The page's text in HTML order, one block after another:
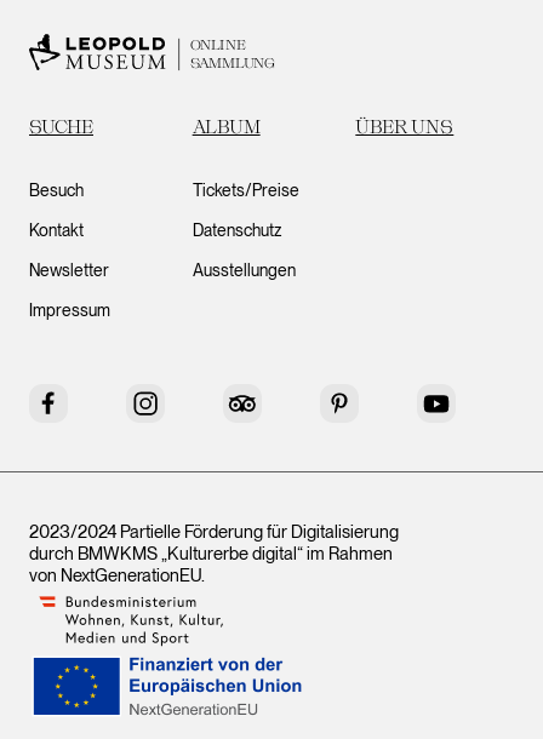
ONLINE
SAMMLUNG
SUCHE ALBUM ÜBER UNS
Besuch
Kontakt
Newsletter
Impressum
Tickets/Preise
Datenschutz
Ausstellungen
Facebook Instagram Tripadvisor Pinterest YouTube
2023/2024 Partielle Förderung für Digitalisierung
durch BMWKMS „Kulturerbe digital“ im Rahmen
von NextGenerationEU.